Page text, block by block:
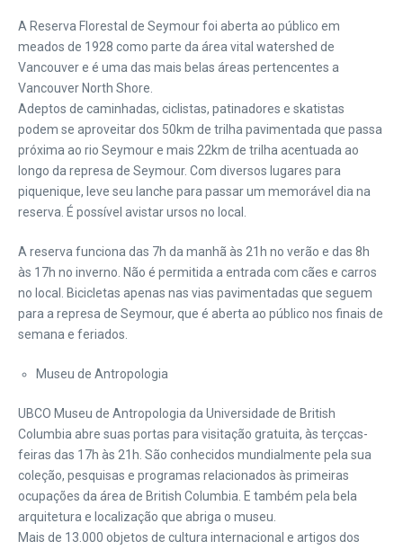
A Reserva Florestal de Seymour foi aberta ao público em
meados de 1928 como parte da área vital watershed de
Vancouver e é uma das mais belas áreas pertencentes a
Vancouver North Shore.
Adeptos de caminhadas, ciclistas, patinadores e skatistas
podem se aproveitar dos 50km de trilha pavimentada que passa
próxima ao rio Seymour e mais 22km de trilha acentuada ao
longo da represa de Seymour. Com diversos lugares para
piquenique, leve seu lanche para passar um memorável dia na
reserva. É possível avistar ursos no local.
A reserva funciona das 7h da manhã às 21h no verão e das 8h
às 17h no inverno. Não é permitida a entrada com cães e carros
no local. Bicicletas apenas nas vias pavimentadas que seguem
para a represa de Seymour, que é aberta ao público nos finais de
semana e feriados.
Museu de Antropologia
UBCO Museu de Antropologia da Universidade de British
Columbia abre suas portas para visitação gratuita, às terçcas-
feiras das 17h às 21h. São conhecidos mundialmente pela sua
coleção, pesquisas e programas relacionados às primeiras
ocupações da área de British Columbia. E também pela bela
arquitetura e localização que abriga o museu.
Mais de 13.000 objetos de cultura internacional e artigos dos